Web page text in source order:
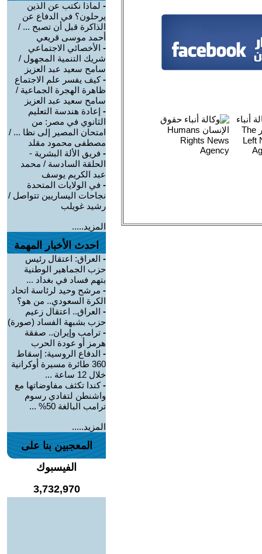
- لماذا نكتب عن الذين
يرحلون؟ في الدفاع عن
الذاكرة قبل أن تصبح ... /
أحمد موسى قريعي
- الأخصائي الاجتماعي
شريك التنمية المجهول /
سامح سعيد عبد العزيز
-كيف يفسر علم الاجتماع
ظاهرة الهجرة الجماعية /
سامح سعيد عبد العزيز
- إعادة هندسة التعليم
الثانوي في مصر: من
امتحان المصير إلى نظا ... /
مصطفى محمود مقلد
- فريق الألة البشرية -
الحلقة السادسة / محمد
عبد الكريم يوسف
- في الولايات المتحدة
نجاحات اليساريين تتواصل /
رشيد غويلب
المزيد.....
احدث الأخبار المهمة
- العراق: اعتقال رئيس
حزب الجماهير الوطنية
بتهم فساد في بغداد ...
- مرشح وحيد لرئاسة اتحاد
الكرة السعودي.. من هو؟
- العراق.. اعتقال زعيم
حزب بشبهة الفساد (صورة)
- ترامب وإيران.. صفقة
هرمز أو عودة الحرب
- الدفاع الروسية: إسقاط
360 طائرة مسيرة أوكرانية
خلال 12 ساعة ...
-كندا تكثف مفاوضاتها مع
واشنطن لتفادي رسوم
ترامب البالغة 50% ...
المزيد.....
المعجبين بنا على
الفيسبوك
3,732,970